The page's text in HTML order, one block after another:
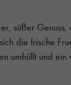
süßer Genuss,
die frische
umhüllt und ein